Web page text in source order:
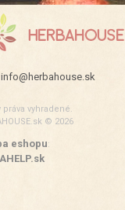
info@herbahouse.sk
práva vyhradené.
© 2026
eshopu: